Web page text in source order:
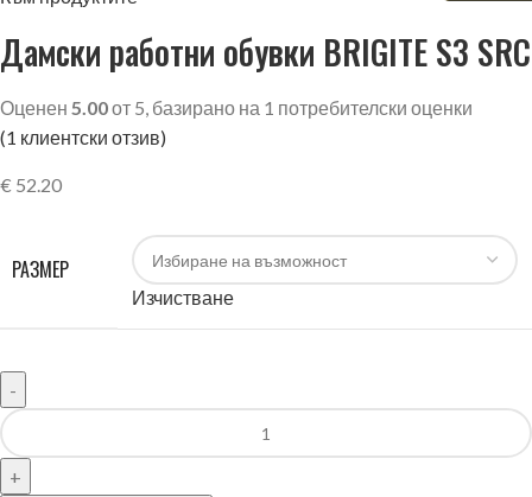
Дамски работни обувки BRIGITE S3 SRC
Оценен 5.00от 5, базирано на 1 потребителски оценки
(1 клиентски отзив)
€ 52.20
РАЗМЕР
Изчистване